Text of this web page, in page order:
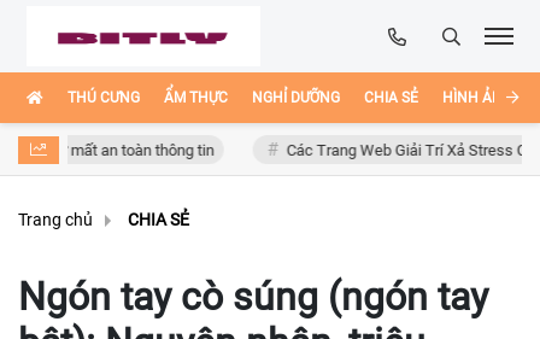
THÚ CƯNG ẨM THỰC NGHỈ DƯỠNG CHIA SẺ HÌNH ẢNH
an toàn thông tin Các Trang Web Giải Trí Xả Stress Cực Hay Ho
Trang chủ CHIA SẺ
Ngón tay cò súng (ngón tay